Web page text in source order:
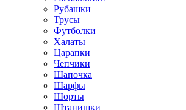
Рубашки
Трусы
Футболки
Халаты
Царапки
Чепчики
Шапочка
Шарфы
Шорты
Штанишки